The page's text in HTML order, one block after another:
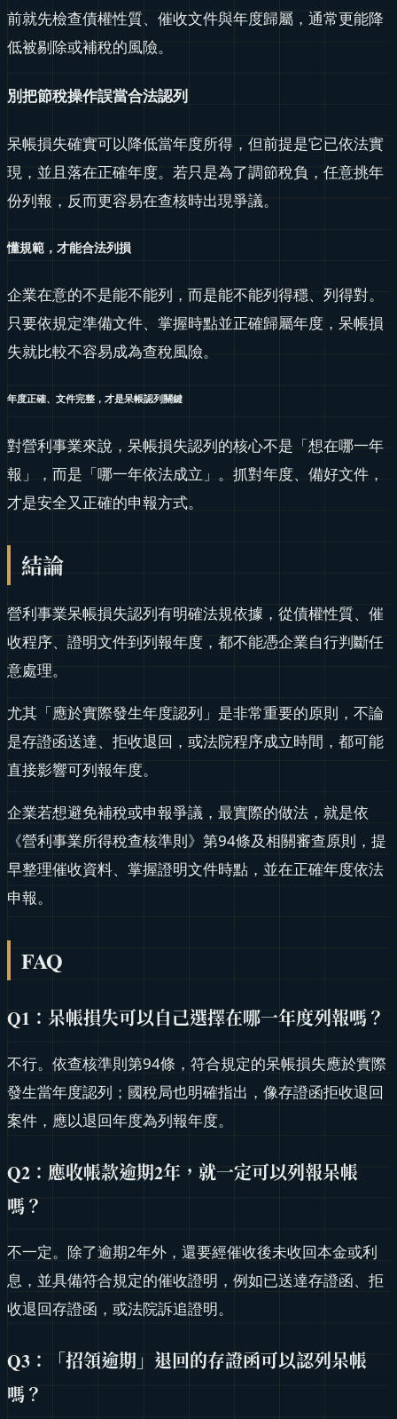
前就先檢查債權性質、催收文件與年度歸屬，通常更能降
低被剔除或補稅的風險。
別把節稅操作誤當合法認列
呆帳損失確實可以降低當年度所得，但前提是它已依法實
現，並且落在正確年度。若只是為了調節稅負，任意挑年
份列報，反而更容易在查核時出現爭議。
懂規範，才能合法列損
企業在意的不是能不能列，而是能不能列得穩、列得對。
只要依規定準備文件、掌握時點並正確歸屬年度，呆帳損
失就比較不容易成為查稅風險。
年度正確、文件完整，才是呆帳認列關鍵
對營利事業來說，呆帳損失認列的核心不是「想在哪一年
報」，而是「哪一年依法成立」。抓對年度、備好文件，
才是安全又正確的申報方式。
結論
營利事業呆帳損失認列有明確法規依據，從債權性質、催
收程序、證明文件到列報年度，都不能憑企業自行判斷任
意處理。
尤其「應於實際發生年度認列」是非常重要的原則，不論
是存證函送達、拒收退回，或法院程序成立時間，都可能
直接影響可列報年度。
企業若想避免補稅或申報爭議，最實際的做法，就是依
《營利事業所得稅查核準則》第94條及相關審查原則，提
早整理催收資料、掌握證明文件時點，並在正確年度依法
申報。
FAQ
Q1：呆帳損失可以自己選擇在哪一年度列報嗎？
不行。依查核準則第94條，符合規定的呆帳損失應於實際
發生當年度認列；國稅局也明確指出，像存證函拒收退回
案件，應以退回年度為列報年度。
Q2：應收帳款逾期2年，就一定可以列報呆帳
嗎？
不一定。除了逾期2年外，還要經催收後未收回本金或利
息，並具備符合規定的催收證明，例如已送達存證函、拒
收退回存證函，或法院訴追證明。
Q3：「招領逾期」退回的存證函可以認列呆帳
嗎？